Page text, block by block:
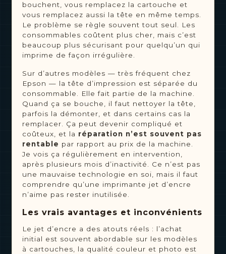
bouchent, vous remplacez la cartouche et
vous remplacez aussi la tête en même temps.
Le problème se règle souvent tout seul. Les
consommables coûtent plus cher, mais c’est
beaucoup plus sécurisant pour quelqu’un qui
imprime de façon irrégulière.
Sur d’autres modèles — très fréquent chez
Epson — la tête d’impression est séparée du
consommable. Elle fait partie de la machine.
Quand ça se bouche, il faut nettoyer la tête,
parfois la démonter, et dans certains cas la
remplacer. Ça peut devenir compliqué et
coûteux, et la réparation n’est souvent pas
rentable par rapport au prix de la machine.
Je vois ça régulièrement en intervention,
après plusieurs mois d’inactivité. Ce n’est pas
une mauvaise technologie en soi, mais il faut
comprendre qu’une imprimante jet d’encre
n’aime pas rester inutilisée.
Les vrais avantages et inconvénients
Le jet d’encre a des atouts réels : l’achat
initial est souvent abordable sur les modèles
à cartouches, la qualité couleur et photo est